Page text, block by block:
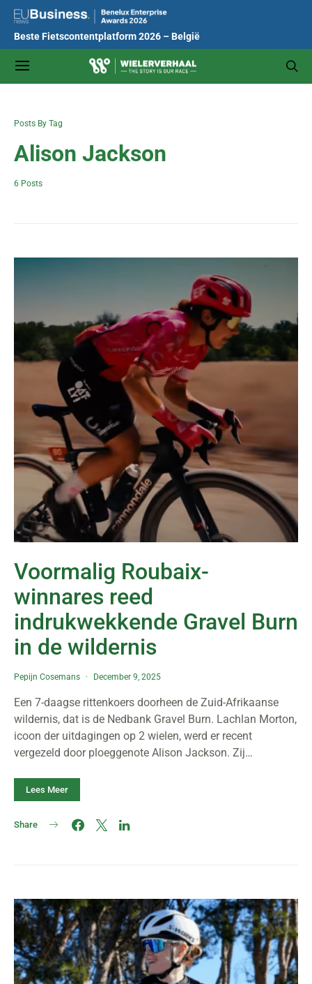
Beste Fietscontentplatform 2026 – België
Posts By Tag
Alison Jackson
6 Posts
Voormalig Roubaix-
winnares reed
indrukwekkende Gravel Burn
in de wildernis
Pepijn Cosemans December 9, 2025
Een 7-daagse rittenkoers doorheen de Zuid-Afrikaanse
wildernis, dat is de Nedbank Gravel Burn. Lachlan Morton,
icoon der uitdagingen op 2 wielen, werd er recent
vergezeld door ploeggenote Alison Jackson. Zij…
Lees Meer
Share